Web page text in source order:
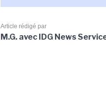
Article rédigé par
M.G. avec IDG News